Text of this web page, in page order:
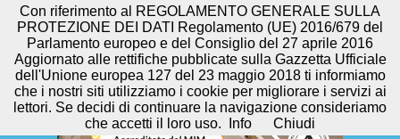
Con riferimento al REGOLAMENTO GENERALE SULLA
PROTEZIONE DEI DATI Regolamento (UE) 2016/679 del
Parlamento europeo e del Consiglio del 27 aprile 2016
Aggiornato alle rettifiche pubblicate sulla Gazzetta Ufficiale
dell'Unione europea 127 del 23 maggio 2018 ti informiamo
che i nostri siti utilizziamo i cookie per migliorare i servizi ai
lettori. Se decidi di continuare la navigazione consideriamo
che accetti il loro uso.
Info Chiudi